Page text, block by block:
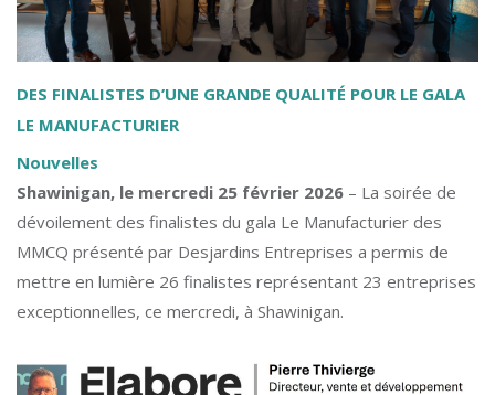
DES FINALISTES D’UNE GRANDE QUALITÉ POUR LE GALA
LE MANUFACTURIER
Nouvelles
Shawinigan, le mercredi 25 février 2026 – La soirée de
dévoilement des finalistes du gala Le Manufacturier des
MMCQ présenté par Desjardins Entreprises a permis de
mettre en lumière 26 finalistes représentant 23 entreprises
exceptionnelles, ce mercredi, à Shawinigan.